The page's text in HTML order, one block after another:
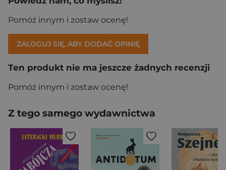
Pomóż innym i zostaw ocenę!
ZALOGUJ SIĘ, ABY DODAĆ OPINIĘ
Ten produkt nie ma jeszcze żadnych recenzji
Pomóż innym i zostaw ocenę!
Z tego samego wydawnictwa